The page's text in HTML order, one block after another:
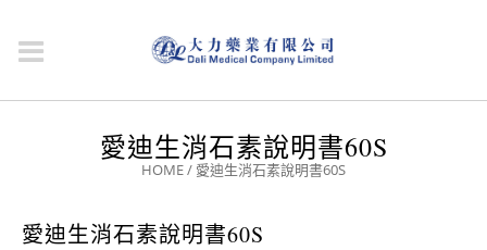
愛迪生消石素說明書60S
HOME/ 愛迪生消石素說明書60S
愛迪生消石素說明書60S